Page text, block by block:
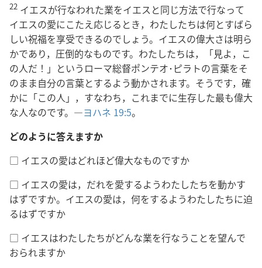
22 イエスが行なわれた業をイエスと同じ方法で行なって
イエスの愛にこたえ応じるとき，わたしたちは何とすばら
しい祝福を享受できるのでしょう。イエスの偉大さは明ら
かであり，圧倒的なものです。わたしたちは，「見よ，こ
の人だ！」というローマ総督ポンテオ･ピラトの言葉をそ
のまま自分の言葉とするよう動かされます。そうです，確
かに「この人」，すなわち，これまでに生存した最も偉大
な人なのです。―ヨハネ 19:5。
どのように答えますか
□ イエスの愛はどれほど偉大なものですか
□ イエスの愛は，だれを愛するようわたしたちを動かす
はずですか。イエスの愛は，何をするようわたしたちに迫
るはずですか
□ イエスはわたしたちがどんな業を行なうことを望んで
おられますか